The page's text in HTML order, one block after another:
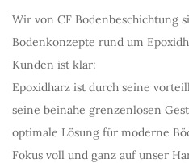
Wir von CF Bodenbeschichtung
Bodenkonzepte rund um
Kunden ist klar:
Epoxidharz ist durch seine
seine beinahe grenzenlosen
optimale Lösung für moderne
Fokus voll und ganz auf unser